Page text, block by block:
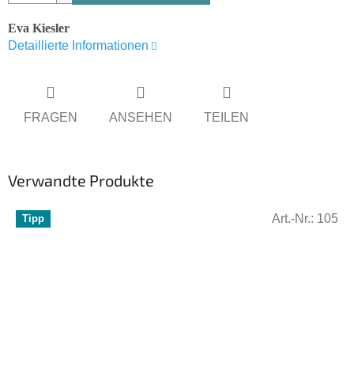
Eva Kiesler
Detaillierte Informationen
FRAGEN ANSEHEN TEILEN
Verwandte Produkte
Tipp Art.-Nr.: 105